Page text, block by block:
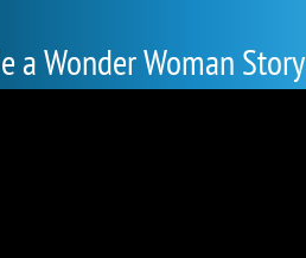
a Wonder Woman Story